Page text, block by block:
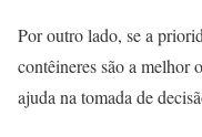
Por outro lado, se a
contêineres são a melhor
ajuda na tomada de